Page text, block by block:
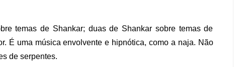
temas de Shankar; duas de Shankar sobre temas de
É uma música envolvente e hipnótica, como a naja. Não
de serpentes.